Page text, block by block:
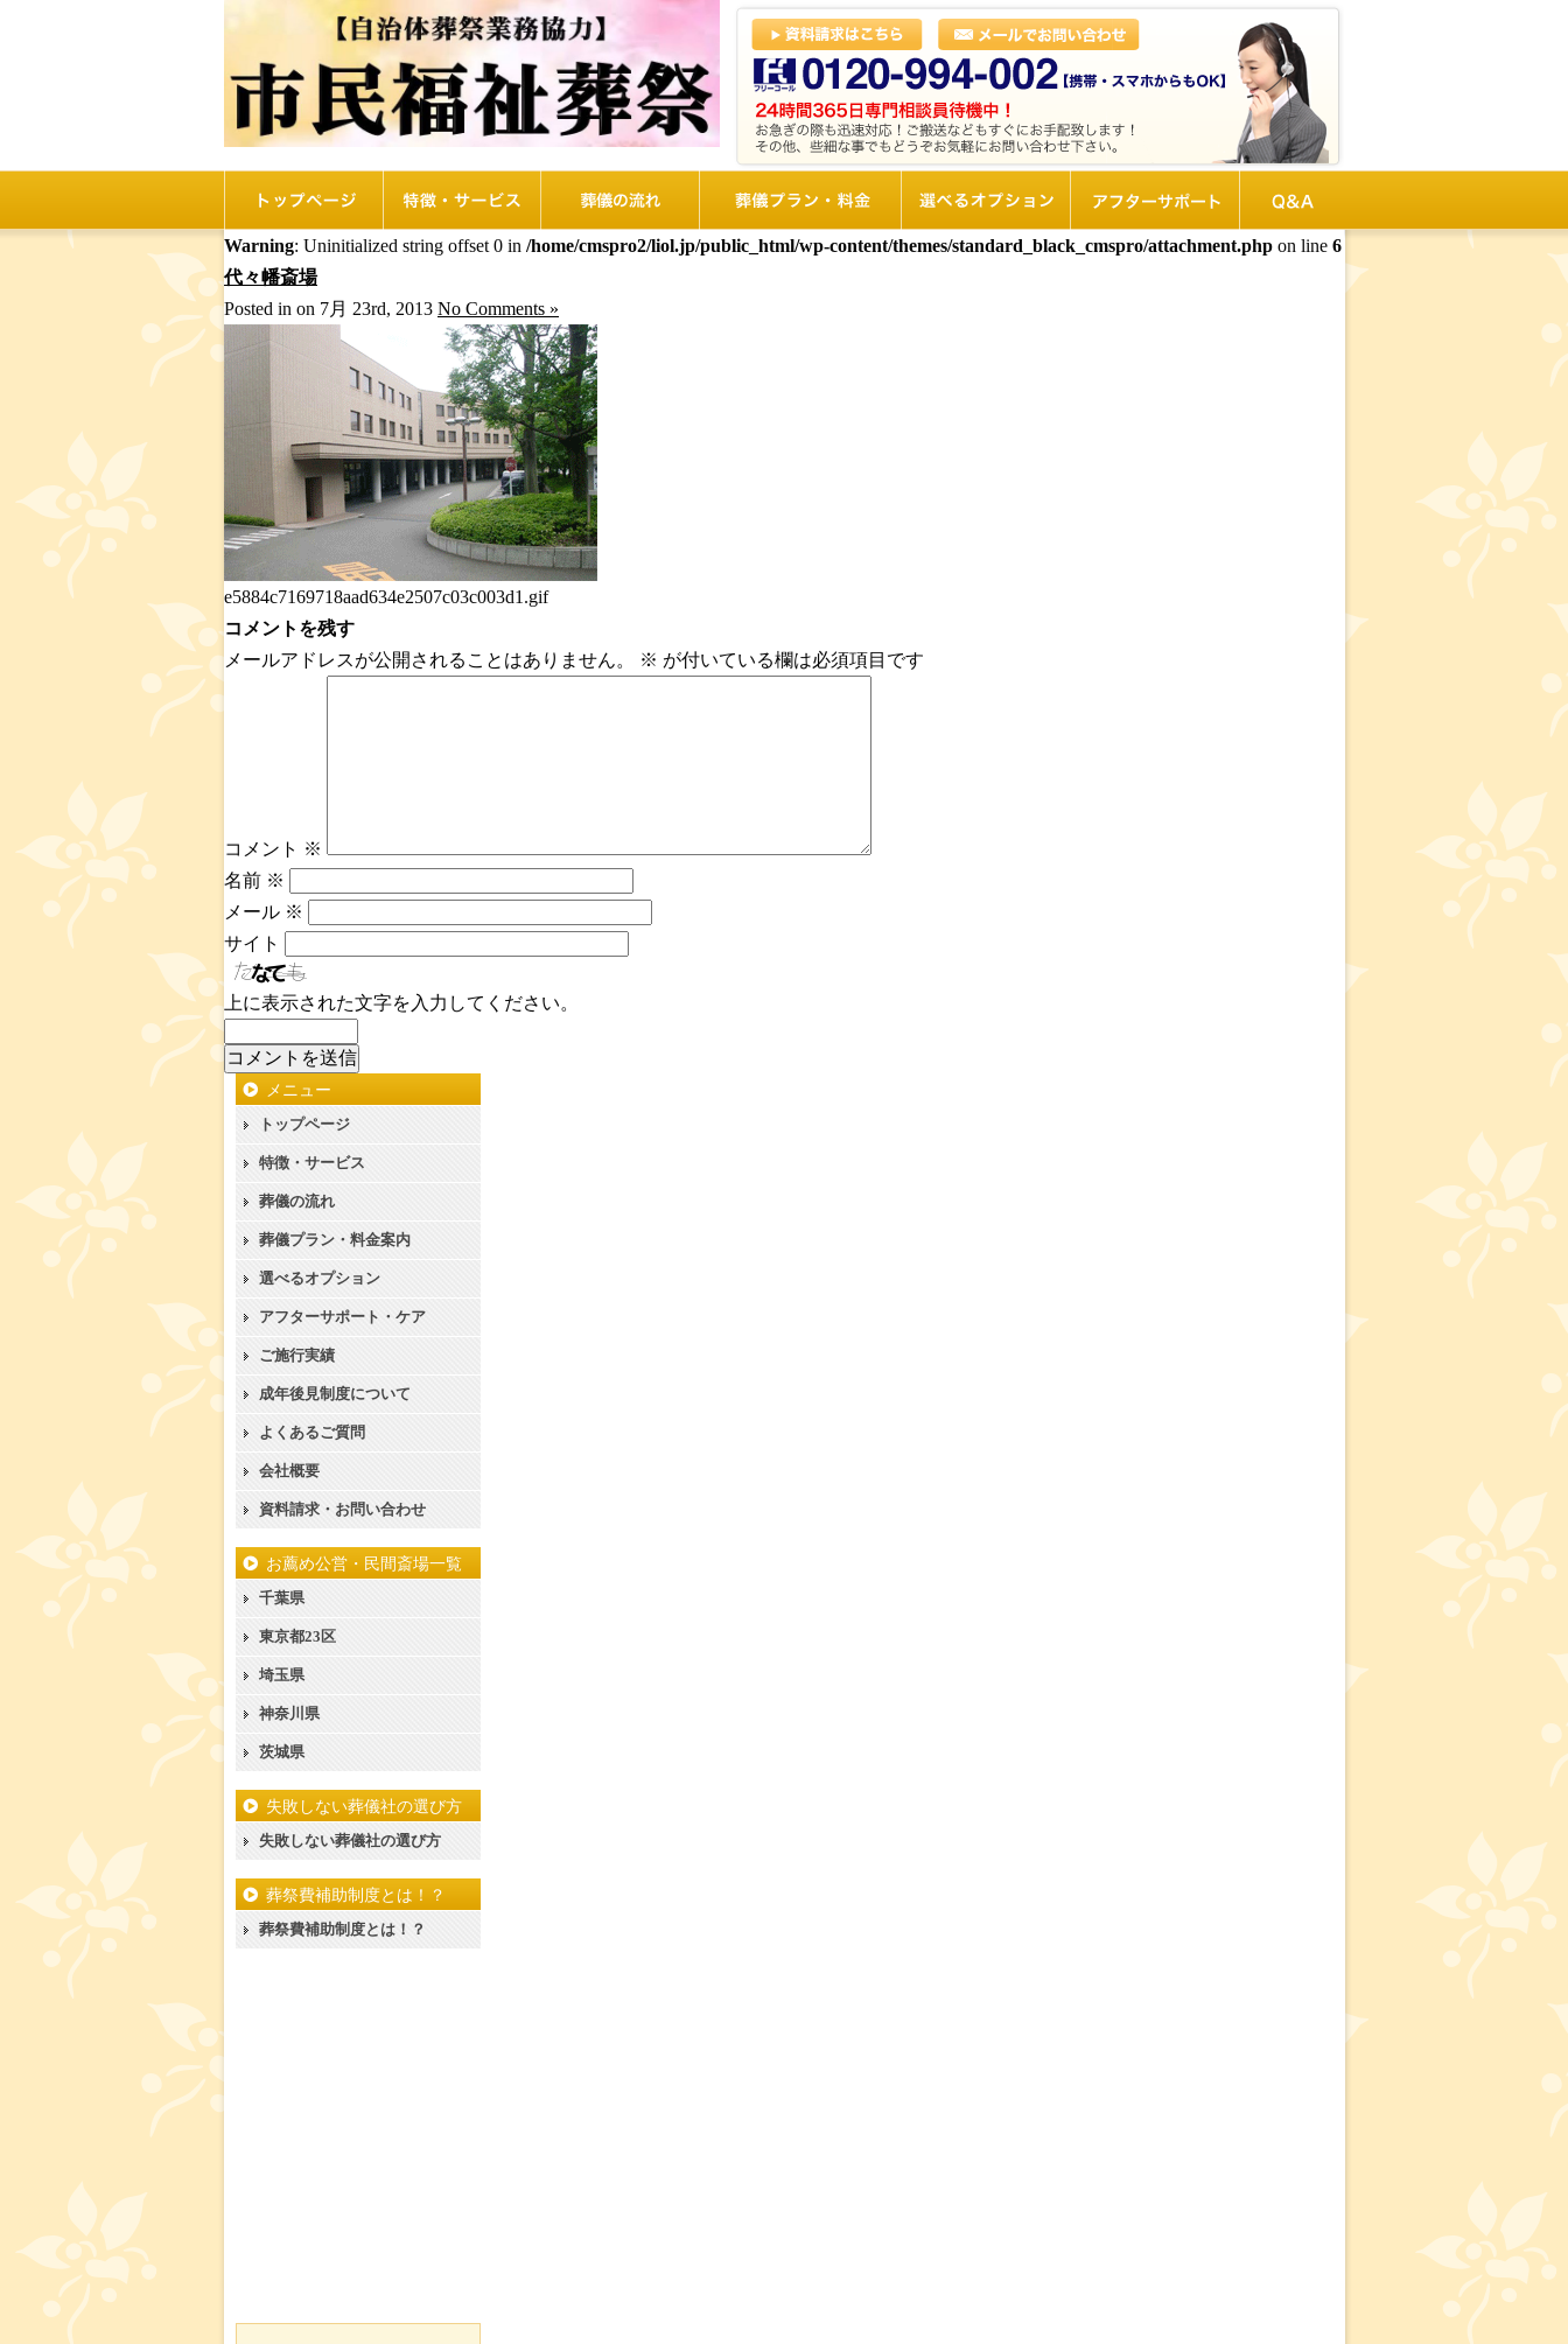
Warning: Uninitialized string offset 0 in /home/cmspro2/liol.jp/public_html/wp-content/themes/standard_black_cmspro/attachment.php on line 6
代々幡斎場
Posted in on 7月 23rd, 2013 No Comments »
e5884c7169718aad634e2507c03c003d1.gif
コメントを残す
メールアドレスが公開されることはありません。
※ が付いている欄は必須項目です
コメント ※
名前 ※
メール ※
サイト
上に表示された文字を入力してください。
メニュー
トップページ
特徴・サービス
葬儀の流れ
葬儀プラン・料金案内
選べるオプション
アフターサポート・ケア
ご施行実績
成年後見制度について
よくあるご質問
会社概要
資料請求・お問い合わせ
お薦め公営・民間斎場一覧
千葉県
東京都23区
埼玉県
神奈川県
茨城県
失敗しない葬儀社の選び方
失敗しない葬儀社の選び方
葬祭費補助制度とは！？
葬祭費補助制度とは！？